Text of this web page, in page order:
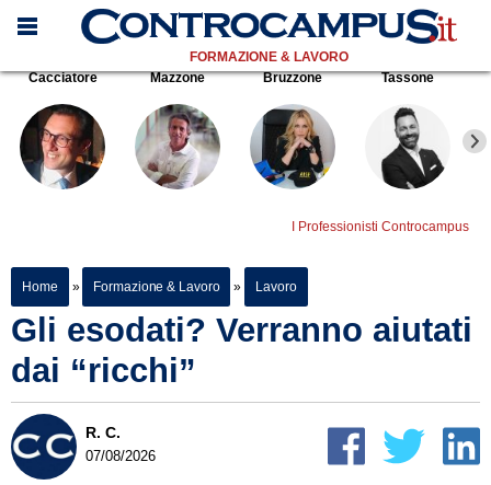
FORMAZIONE & LAVORO
Cacciatore
Mazzone Bruzzone Tassone
I Professionisti Controcampus
Home » Formazione & Lavoro » Lavoro
Gli esodati? Verranno aiutati
dai “ricchi”
R. C.
07/08/2026